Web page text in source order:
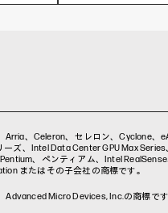
、Celeron、セレロン、Cyclone
ズ、Intel Data Center GPU Max
、ペンティアム、Intel
またはその子会社の商標です。
Micro Devices, Inc.の商標です